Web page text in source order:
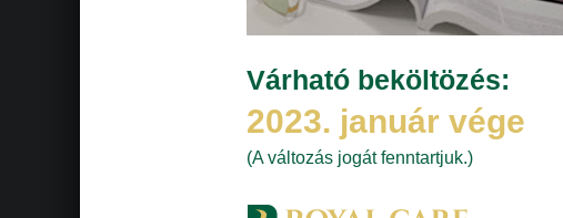
Várható beköltözés:
2023. január vége
(A változás jogát fenntartjuk.)